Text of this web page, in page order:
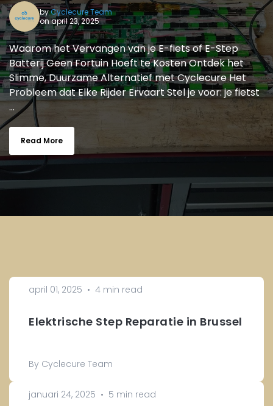
byCyclecure Team
on april 23, 2025
Waarom het Vervangen van je E-fiets of E-Step
Batterij Geen Fortuin Hoeft te Kosten Ontdek het
Slimme, Duurzame Alternatief met Cyclecure Het
Probleem dat Elke Rijder Ervaart Stel je voor: je fietst
...
Read More
april 01, 2025 • 4 min read
Elektrische Step Reparatie in Brussel
By Cyclecure Team
januari 24, 2025 • 5 min read